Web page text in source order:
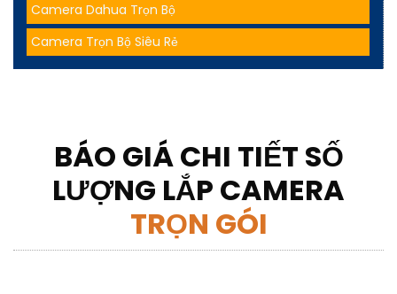
Camera Dahua Trọn Bộ
Camera Trọn Bộ Siêu Rẻ
BÁO GIÁ CHI TIẾT SỐ
LƯỢNG LẮP CAMERA
TRỌN GÓI